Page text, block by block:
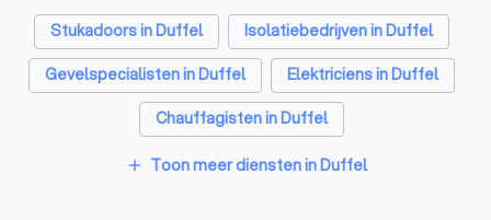
Stukadoors in Duffel
Isolatiebedrijven in Duffel
Gevelspecialisten in Duffel
Elektriciens in Duffel
Chauffagisten in Duffel
add Toon meer diensten in Duffel